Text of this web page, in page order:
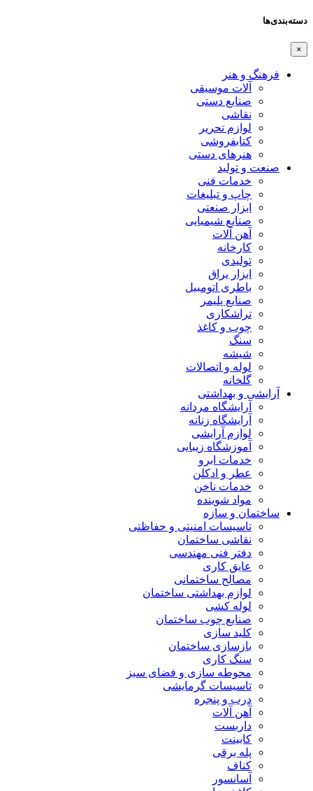
دسته‌بندی‌ها
×
فرهنگ و هنر
آلات موسیقی
صنایع دستی
نقاشی
لوازم تحریر
کتابفروشی
هنرهای دستی
صنعت و تولید
خدمات فنی
چاپ و تبلیغات
ابزار صنعتی
صنایع شیمیایی
آهن آلات
کارخانه
تولیدی
ابزار یراق
باطری اتومبیل
صنایع پلیمر
تراشکاری
چوب و کاغذ
سنگ
شیشه
لوله و اتصالات
گلخانه
آرایشی و بهداشتی
آرایشگاه مردانه
آرایشگاه زنانه
لوازم آرایشی
آموزشگاه زیبایی
خدمات ابرو
عطر و ادکلن
خدمات ناخن
مواد شوینده
ساختمان و سازه
تاسیسات امنیتی و حفاظتی
نقاشی ساختمان
دفتر فنی مهندسی
عایق کاری
مصالح ساختمانی
لوازم بهداشتی ساختمان
لوله کشی
صنایع چوب ساختمان
کلید سازی
بازسازی ساختمان
سنگ کاری
محوطه سازی و فضای سبز
تاسیسات گرمایشی
درب و پنجره
آهن آلات
داربست
کابینت
پله برقی
کناف
آسانسور